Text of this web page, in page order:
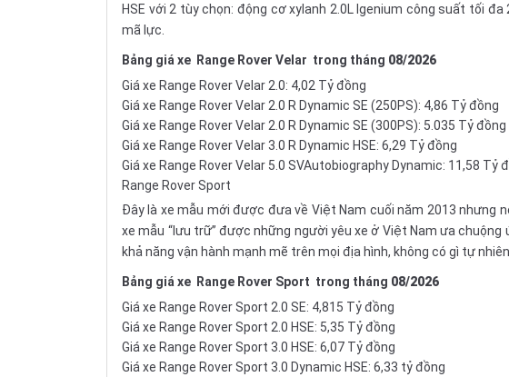
HSE với 2 tùy chọn: động cơ xylanh 2.0L Igenium công suất tối
mã lực.
Bảng giá xe Range Rover Velar trong tháng 08/2026
Giá xe Range Rover Velar 2.0: 4,02 Tỷ đồng
Giá xe Range Rover Velar 2.0 R Dynamic SE (250PS): 4,86 Tỷ đồng
Giá xe Range Rover Velar 2.0 R Dynamic SE (300PS): 5.035 Tỷ đồng
Giá xe Range Rover Velar 3.0 R Dynamic HSE: 6,29 Tỷ đồng
Giá xe Range Rover Velar 5.0 SVAutobiography Dynamic: 11,58 Tỷ
Range Rover Sport
Đây là xe mẫu mới được đưa về Việt Nam cuối năm 2013 nhưng
xe mẫu “lưu trữ” được những người yêu xe ở Việt Nam ưa chuộng
khả năng vận hành mạnh mẽ trên mọi địa hình, không có gì tự
Bảng giá xe Range Rover Sport trong tháng 08/2026
Giá xe Range Rover Sport 2.0 SE: 4,815 Tỷ đồng
Giá xe Range Rover Sport 2.0 HSE: 5,35 Tỷ đồng
Giá xe Range Rover Sport 3.0 HSE: 6,07 Tỷ đồng
Giá xe Range Rover Sport 3.0 Dynamic HSE: 6,33 tỷ đồng